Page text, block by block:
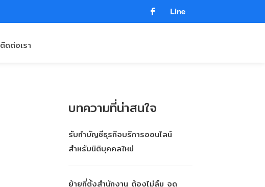
Line
ติดต่อเรา
บทความที่น่าสนใจ
รับทำบัญชีธุรกิจบริการออนไลน์
สำหรับนิติบุคคลใหม่
ย้ายที่ตั้งสำนักงาน ต้องไม่ลืม จด